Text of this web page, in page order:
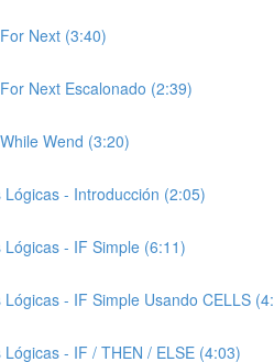
Next (3:40)
Next Escalonado (2:39)
Wend (3:20)
Lógicas - Introducción (2:05)
Lógicas - IF Simple (6:11)
Lógicas - IF Simple Usando CELLS
Lógicas - IF / THEN / ELSE (4:03)